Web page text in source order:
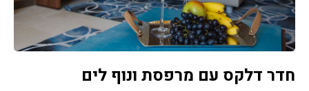
חדר דלקס עם מרפסת ונוף לים